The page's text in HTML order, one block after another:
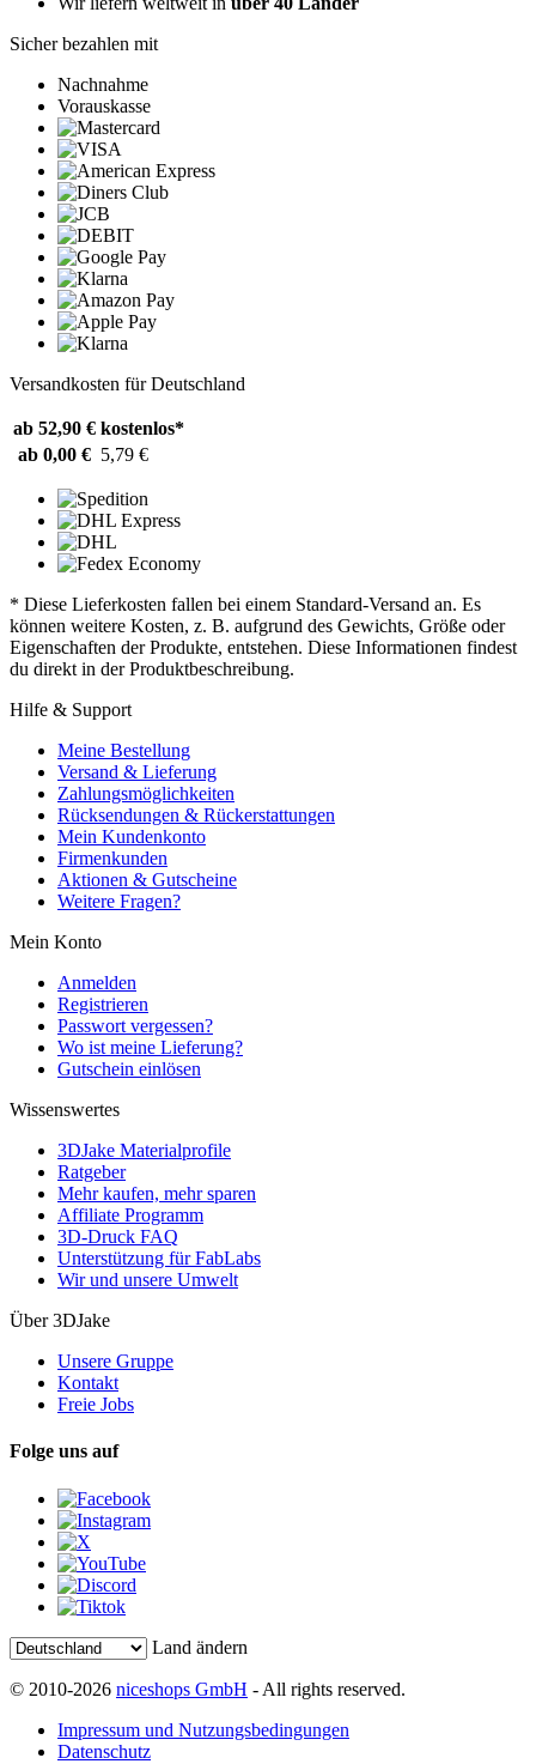
Sicher bezahlen mit
Nachnahme
Vorauskasse
Versandkosten für Deutschland
ab 52,90 € kostenlos*
ab 0,00 € 5,79 €
* Diese Lieferkosten fallen bei einem Standard-Versand an. Es
können weitere Kosten, z. B. aufgrund des Gewichts, Größe oder
Eigenschaften der Produkte, entstehen. Diese Informationen findest
du direkt in der Produktbeschreibung.
Hilfe & Support
Meine Bestellung
Versand & Lieferung
Zahlungsmöglichkeiten
Rücksendungen & Rückerstattungen
Mein Kundenkonto
Firmenkunden
Aktionen & Gutscheine
Weitere Fragen?
Mein Konto
Anmelden
Registrieren
Passwort vergessen?
Wo ist meine Lieferung?
Gutschein einlösen
Wissenswertes
3DJake Materialprofile
Ratgeber
Mehr kaufen, mehr sparen
Affiliate Programm
3D-Druck FAQ
Unterstützung für FabLabs
Wir und unsere Umwelt
Über 3DJake
Unsere Gruppe
Kontakt
Freie Jobs
Folge uns auf
Land ändern
© 2010-2026 niceshops GmbH - All rights reserved.
Impressum und Nutzungsbedingungen
Datenschutz